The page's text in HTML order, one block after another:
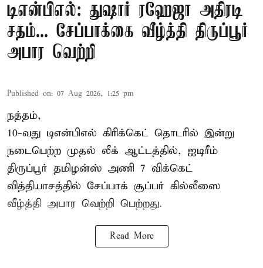
டிஎன்பிஎல்: துஷார் ரஹேஜா அதிரடி
சதம்... சேப்பாக்கை வீழ்த்தி திருப்பூர்
அபார வெற்றி
Published on: 07 Aug 2026, 1:25 pm
நத்தம்,
10-வது டிஎன்பிஎல் கிரிக்கெட் தொடரில் இன்று
நடைபெற்ற முதல் லீக் ஆட்டத்தில், ஐடிரீம்
திருப்பூர் தமிழன்ஸ் அணி 7 விக்கெட்
வித்தியாசத்தில் சேப்பாக் சூப்பர் கில்லீஸை
வீழ்த்தி அபார வெற்றி பெற்றது.
Read More